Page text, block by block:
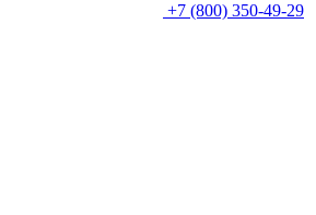
+7 (800) 350-49-29